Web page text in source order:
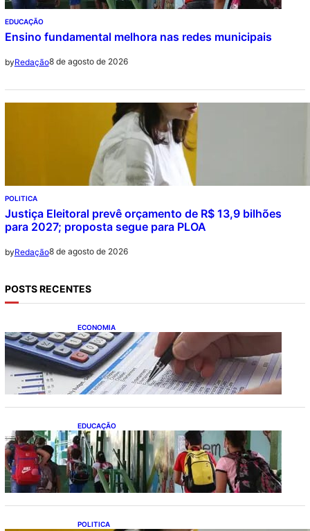
EDUCAÇÃO
Ensino fundamental melhora nas redes municipais
byRedação8 de agosto de 2026
POLITICA
Justiça Eleitoral prevê orçamento de R$ 13,9 bilhões
para 2027; proposta segue para PLOA
byRedação8 de agosto de 2026
POSTS RECENTES
ECONOMIA
Busca dos brasileiros por crédito cresce
16,5%; Mato Grosso lidera ranking entre
estados
EDUCAÇÃO
Ensino fundamental melhora nas redes
municipais
POLITICA